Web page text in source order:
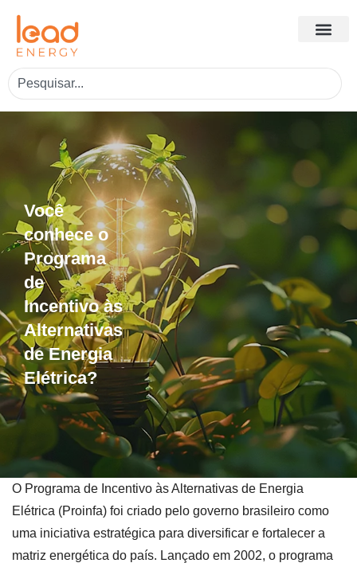
Você
conhece o
Programa
de
Incentivo às
Alternativas
de Energia
Elétrica?
O Programa de Incentivo às Alternativas de Energia
Elétrica (Proinfa) foi criado pelo governo brasileiro como
uma iniciativa estratégica para diversificar e fortalecer a
matriz energética do país. Lançado em 2002, o programa